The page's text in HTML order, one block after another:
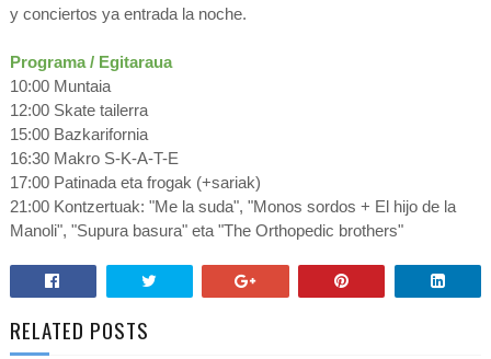
y conciertos ya entrada la noche.
Programa / Egitaraua
10:00 Muntaia
12:00 Skate tailerra
15:00 Bazkarifornia
16:30 Makro S-K-A-T-E
17:00 Patinada eta frogak (+sariak)
21:00 Kontzertuak: "Me la suda", "Monos sordos + El hijo de la
Manoli", "Supura basura" eta "The Orthopedic brothers"
RELATED POSTS